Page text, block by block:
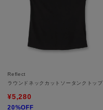
Reflect
ラウンドネックカットソータンクトップ
¥5,280
20%OFF